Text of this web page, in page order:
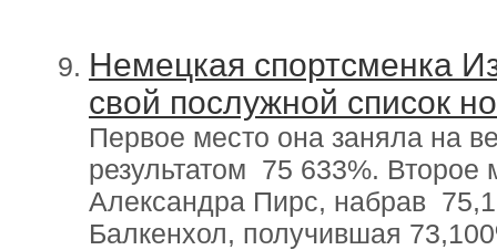
Немецкая спортсменка
свой послужной список
Первое место она заняла на
результатом 75 633%.
Александра Пирс, набрав
Балкенхол, получившая